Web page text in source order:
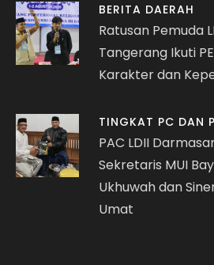
BERITA DAERAH
Ratusan Pemuda
Tangerang Ikuti
Karakter dan
TINGKAT PC DAN
PAC LDII
Sekretaris MUI
Ukhuwah dan
Umat